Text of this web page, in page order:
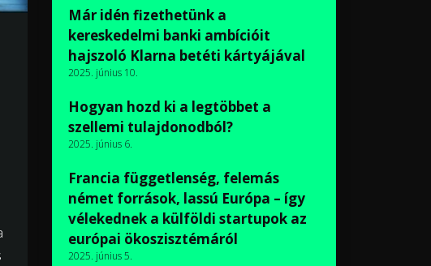
Már idén fizethetünk a
kereskedelmi banki ambícióit
hajszoló Klarna betéti kártyájával
2025. június 10.
Hogyan hozd ki a legtöbbet a
szellemi tulajdonodból?
2025. június 6.
Francia függetlenség, felemás
német források, lassú Európa – így
vélekednek a külföldi startupok az
európai ökoszisztémáról
2025. június 5.